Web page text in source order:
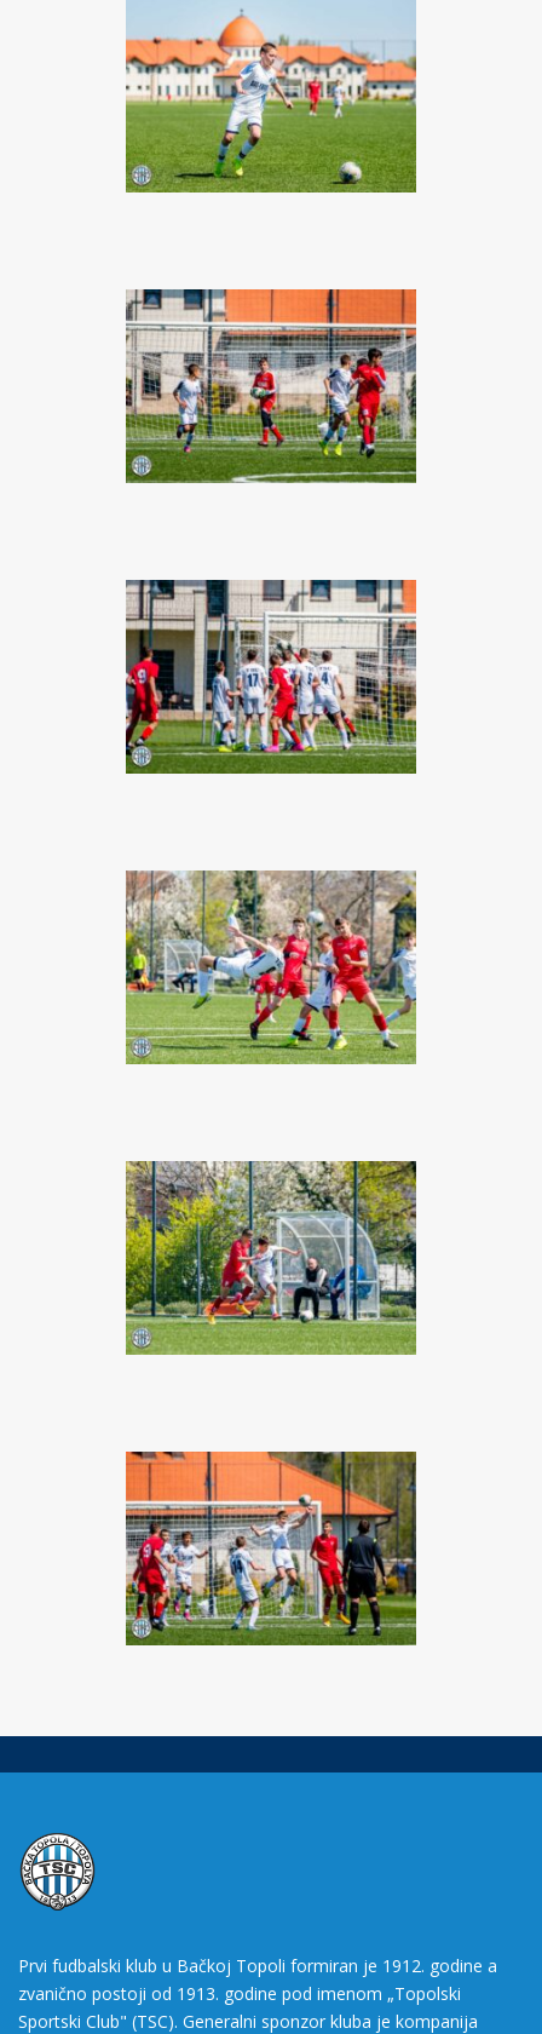
Prvi fudbalski klub u Bačkoj Topoli formiran je 1912. godine a
zvanično postoji od 1913. godine pod imenom „Topolski
Sportski Club" (TSC). Generalni sponzor kluba je kompanija